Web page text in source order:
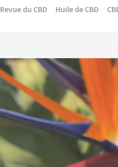
Revue du CBD Huile de CBD